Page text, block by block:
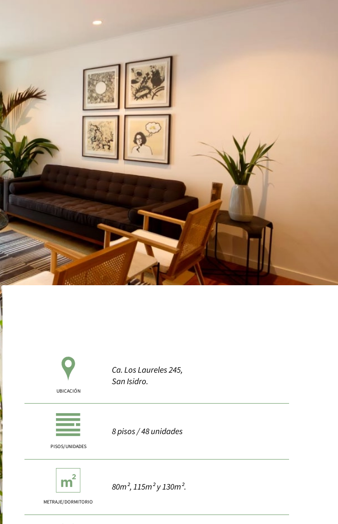
UBICACIÓN
Ca. Los Laureles 245,
San Isidro.
PISOS/UNIDADES
8 pisos / 48 unidades
METRAJE/DORMITORIO
80m², 115m² y 130m².